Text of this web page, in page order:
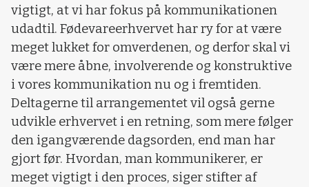
vigtigt, at vi har fokus på kommunikationen
udadtil. Fødevareerhvervet har ry for at være
meget lukket for omverdenen, og derfor skal vi
være mere åbne, involverende og konstruktive
i vores kommunikation nu og i fremtiden.
Deltagerne til arrangementet vil også gerne
udvikle erhvervet i en retning, som mere følger
den igangværende dagsorden, end man har
gjort før. Hvordan, man kommunikerer, er
meget vigtigt i den proces, siger stifter af